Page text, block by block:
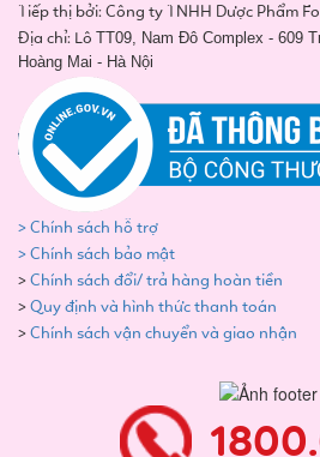
Tiếp thị bởi: Công ty TNHH Dược Phẩm
Địa chỉ: Lô TT09, Nam Đô Complex - 609
Hoàng Mai - Hà Nội
> Chính sách hỗ trợ
> Chính sách bảo mật
>Chính sách đổi/ trả hàng hoàn tiền
>Quy định và hình thức thanh toán
>Chính sách vận chuyển và giao nhận